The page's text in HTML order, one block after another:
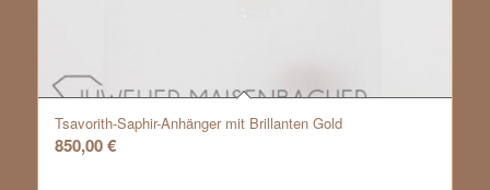
Tsavorith-Saphir-Anhänger mit Brillanten Gold
850,00€